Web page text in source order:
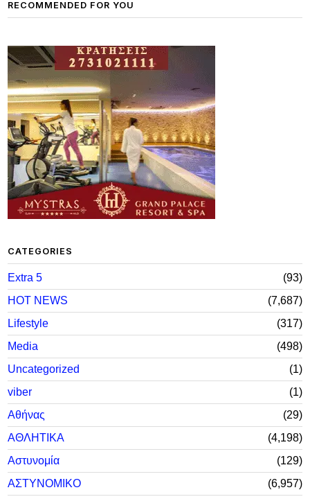
RECOMMENDED FOR YOU
CATEGORIES
Extra 5
93
HOT NEWS
7,687
Lifestyle
317
Media
498
Uncategorized
1
viber
1
Αθήνας
29
ΑΘΛΗΤΙΚΑ
4,198
Αστυνομία
129
ΑΣΤΥΝΟΜΙΚΟ
6,957